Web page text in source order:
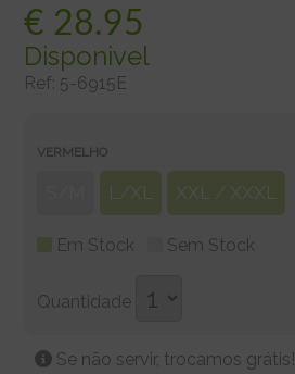
€ 28.95
Disponivel
Ref: 5-6915E
VERMELHO
L/XL XXL / XXXL
Em Stock Sem Stock
Quantidade
Se não servir, trocamos grátis!